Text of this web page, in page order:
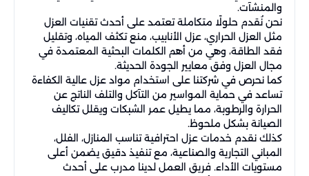
والمنشآت.
نحن نُقدم حلولًا متكاملة تعتمد على أحدث تقنيات العزل
مثل العزل الحراري، عزل الأنابيب، منع تكثف المياه، وتقليل
فقد الطاقة، وهي من أهم الكلمات البحثية المعتمدة في
مجال العزل وفق معايير الجودة الحديثة.
كما نحرص في شركتنا على استخدام مواد عزل عالية الكفاءة
تساعد في حماية المواسير من التآكل والتلف الناتج عن
الحرارة والرطوبة، مما يطيل عمر الشبكات ويقلل تكاليف
الصيانة بشكل ملحوظ.
كذلك نقدم خدمات عزل احترافية تناسب المنازل، الفلل،
المباني التجارية والصناعية، مع تنفيذ دقيق يضمن أعلى
مستويات الأداء. فريق العمل لدينا مدرب على أحدث